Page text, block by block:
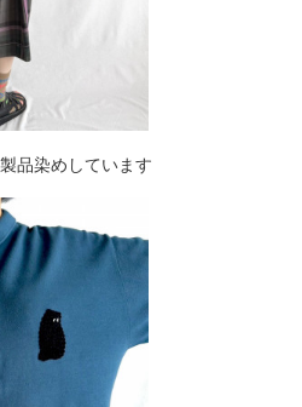
品染めしています